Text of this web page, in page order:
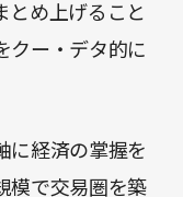
とめ上げること
クー・デタ的に
に経済の掌握を
模で交易圏を築